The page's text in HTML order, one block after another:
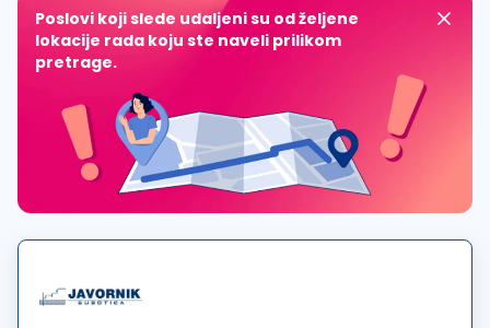
Poslovi koji slede udaljeni su od željene
lokacije rada koju ste naveli prilikom
pretrage.